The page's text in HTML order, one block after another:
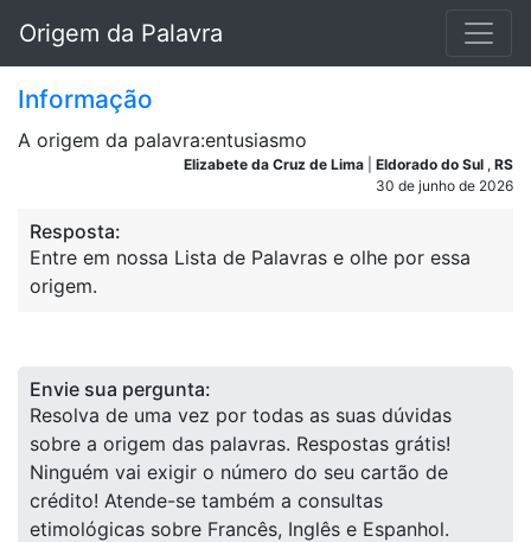
Origem da Palavra
Informação
A origem da palavra:entusiasmo
Elizabete da Cruz de Lima Eldorado do Sul , RS
30 de junho de 2026
Resposta:
Entre em nossa Lista de Palavras e olhe por essa
origem.
Envie sua pergunta:
Resolva de uma vez por todas as suas dúvidas
sobre a origem das palavras. Respostas grátis!
Ninguém vai exigir o número do seu cartão de
crédito! Atende-se também a consultas
etimológicas sobre Francês, Inglês e Espanhol.